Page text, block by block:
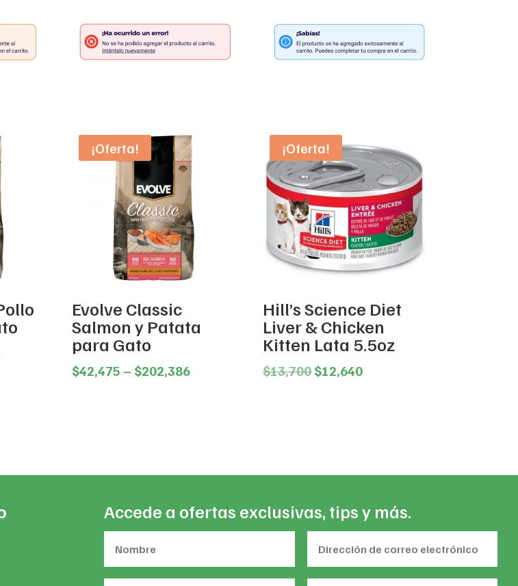
¡Oferta!
Evolve Classic
Salmon y Patata
para Gato
$42,475 – $202,386Price
¡Oferta!
Hill’s Science Diet
Liver & Chicken
Kitten Lata 5.5oz
$13,700 Original
$12,640Current
Accede a ofertas exclusivas, tips y más.